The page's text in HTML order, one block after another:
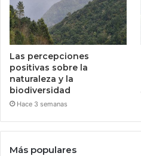
Las percepciones
positivas sobre la
naturaleza y la
biodiversidad
Hace 3 semanas
Más populares